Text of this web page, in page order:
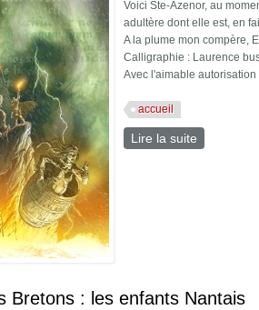
Voici Ste-Azenor, au
adultère dont elle est, en
A la plume mon compère,
Calligraphie : Laurence
Avec l'aimable
accueil
Lire la suite
Bretons : les enfants Nantais